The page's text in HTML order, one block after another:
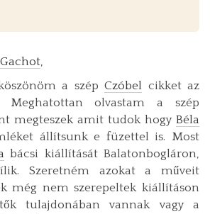
Gachot,
a szép Czóbel cikket az
Meghatottan olvastam a szép
megteszek amit tudok hogy Béla
állítsunk e füzettel is. Most
bácsi kiállítását Balatonbogláron,
Szeretném azokat a műveit
még nem szerepeltek kiállításon
tulajdonában vannak vagy a